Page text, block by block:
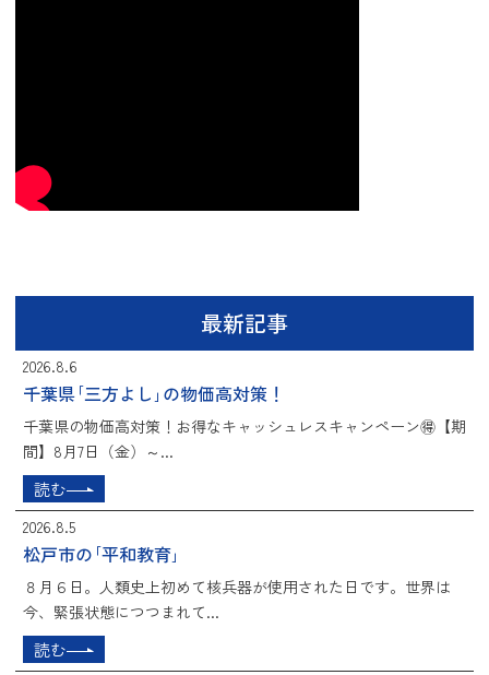
最新記事
2026.8.6
千葉県｢三方よし｣の物価高対策！
千葉県の物価高対策！お得なキャッシュレスキャンペーン🉐【期
間】8月7日（金）～...
読む
2026.8.5
松戸市の｢平和教育｣
８月６日。人類史上初めて核兵器が使用された日です。世界は
今、緊張状態につつまれて...
読む